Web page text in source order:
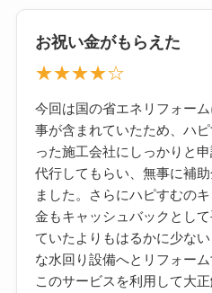
お祝い金がもらえた
★★★★☆
今回は国の省エネリフォー
事が含まれていたため、ハ
った施工会社にしっかりと
代行してもらい、無事に補
ました。さらにハピすむの
金もキャッシュバックとし
ていたよりもはるかに少な
な水回り設備へとリフォー
このサービスを利用して大正